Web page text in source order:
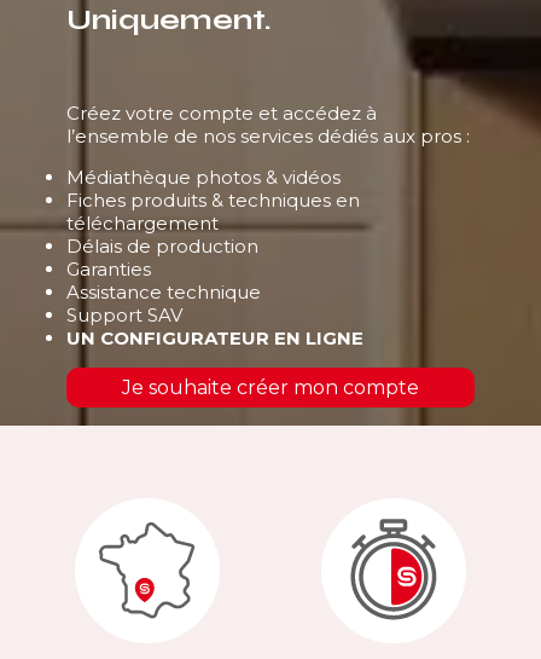
Uniquement.
Créez votre compte et accédez à
l’ensemble de nos services dédiés aux pros :
Médiathèque photos & vidéos
Fiches produits & techniques en
téléchargement
Délais de production
Garanties
Assistance technique
Support SAV
UN CONFIGURATEUR EN LIGNE
Je souhaite créer mon compte